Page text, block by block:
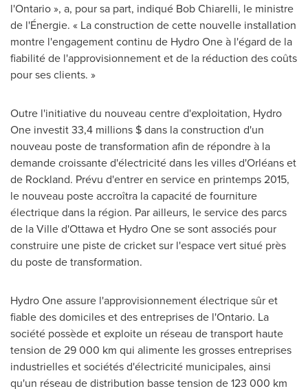
l'Ontario», a, pour sa part, indiqué Bob Chiarelli, le ministre
de l'Énergie. « La construction de cette nouvelle installation
montre l'engagement continu de Hydro One à l'égard de la
fiabilité de l'approvisionnement et de la réduction des coûts
pour ses clients. »
Outre l'initiative du nouveau centre d'exploitation, Hydro
One investit 33,4 millions $ dans la construction d'un
nouveau poste de transformation afin de répondre à la
demande croissante d'électricité dans les villes d'Orléans et
de Rockland. Prévu d'entrer en service en printemps 2015,
le nouveau poste accroîtra la capacité de fourniture
électrique dans la région. Par ailleurs, le service des parcs
de la Ville d'Ottawaet Hydro One se sont associés pour
construire une piste de cricket sur l'espace vert situé près
du poste de transformation.
Hydro One assure l'approvisionnement électrique sûr et
fiable des domiciles et des entreprises de l'Ontario. La
société possède et exploite un réseau de transport haute
tension de 29 000 km qui alimente les grosses entreprises
industrielles et sociétés d'électricité municipales, ainsi
qu'un réseau de distribution basse tension de 123 000 km